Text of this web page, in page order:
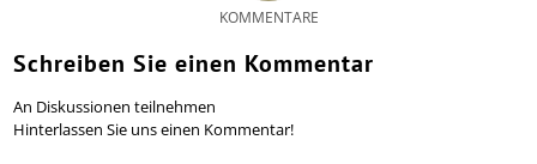
KOMMENTARE
Schreiben Sie einen Kommentar
An Diskussionen teilnehmen
Hinterlassen Sie uns einen Kommentar!